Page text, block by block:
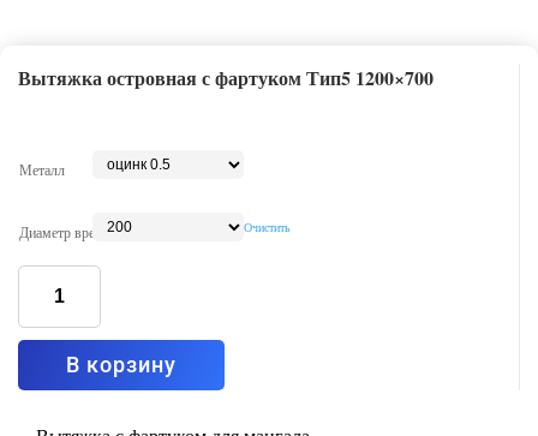
Вытяжка островная с фартуком Тип5 1200×700
Металл
Диаметр врезки Очистить
Количество
товара
Вытяжка
с
фартуком
1200x700В корзину